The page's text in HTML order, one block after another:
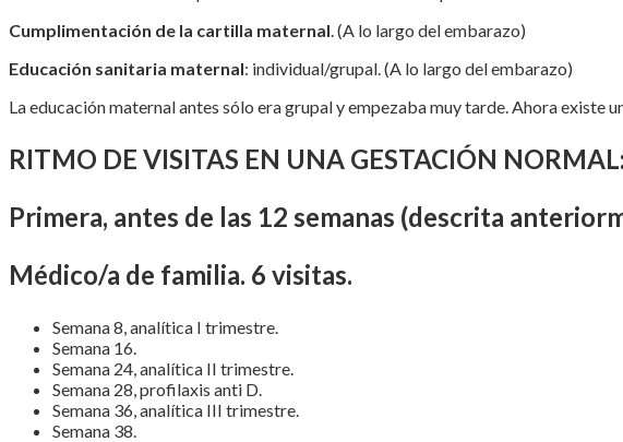
Cumplimentación de la cartilla maternal . (A lo largo del embarazo)
Educación sanitaria maternal: individual/grupal. (A lo largo del embarazo)
La educación maternal antes sólo era grupal y empezaba muy tarde. Ahora existe
RITMO DE VISITAS EN UNA GESTACIÓN NORMAL:
Primera, antes de las 12 semanas (descrita
Médico/a de familia. 6 visitas.
Semana 8, analítica I trimestre.
Semana 16.
Semana 24, analítica II trimestre.
Semana 28, profilaxis anti D.
Semana 36, analítica III trimestre.
Semana 38.